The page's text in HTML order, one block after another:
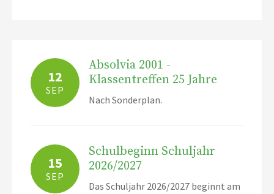
12
SEP
Absolvia 2001 -
Klassentreffen 25 Jahre
Nach Sonderplan.
15
SEP
Schulbeginn Schuljahr
2026/2027
Das Schuljahr 2026/2027 beginnt am